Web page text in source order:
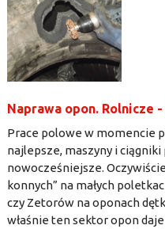
Naprawa opon. Rolnicze
Prace polowe w momencie
najlepsze, maszyny i
nowocześniejsze.
konnych” na małych
czy Zetorów na oponach
właśnie ten sektor opon